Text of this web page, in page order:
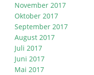
November 2017
Oktober 2017
September 2017
August 2017
Juli 2017
Juni 2017
Mai 2017